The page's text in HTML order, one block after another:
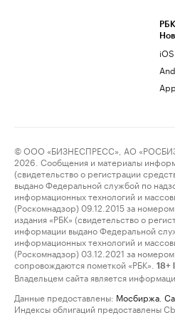
РБК
iOS
© ООО «БИЗНЕСПРЕСС», АО
2026. Сообщения и материалы
(свидетельство о регистрации
выдано Федеральной службой по
информационных технологий и
(Роскомнадзор) 09.12.2015 за
издания «РБК» (свидетельство о
информации выдано Федеральной
информационных технологий и
(Роскомнадзор) 03.12.2021 за
сопровождаются пометкой «РБК».
18+
Владельцем сайта является
Данные предоставлены: Мосбиржа
Индексы облигаций предоставлены